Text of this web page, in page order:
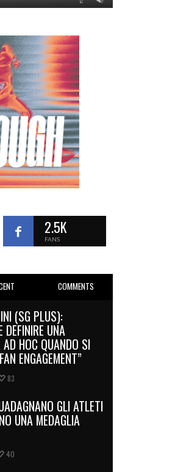
2.5K
FANS
COMMENTS
(SG PLUS):
DEFINIRE UNA
HOC QUANDO SI
ENGAGEMENT”
83
GLI ATLETI
UNA MEDAGLIA
40